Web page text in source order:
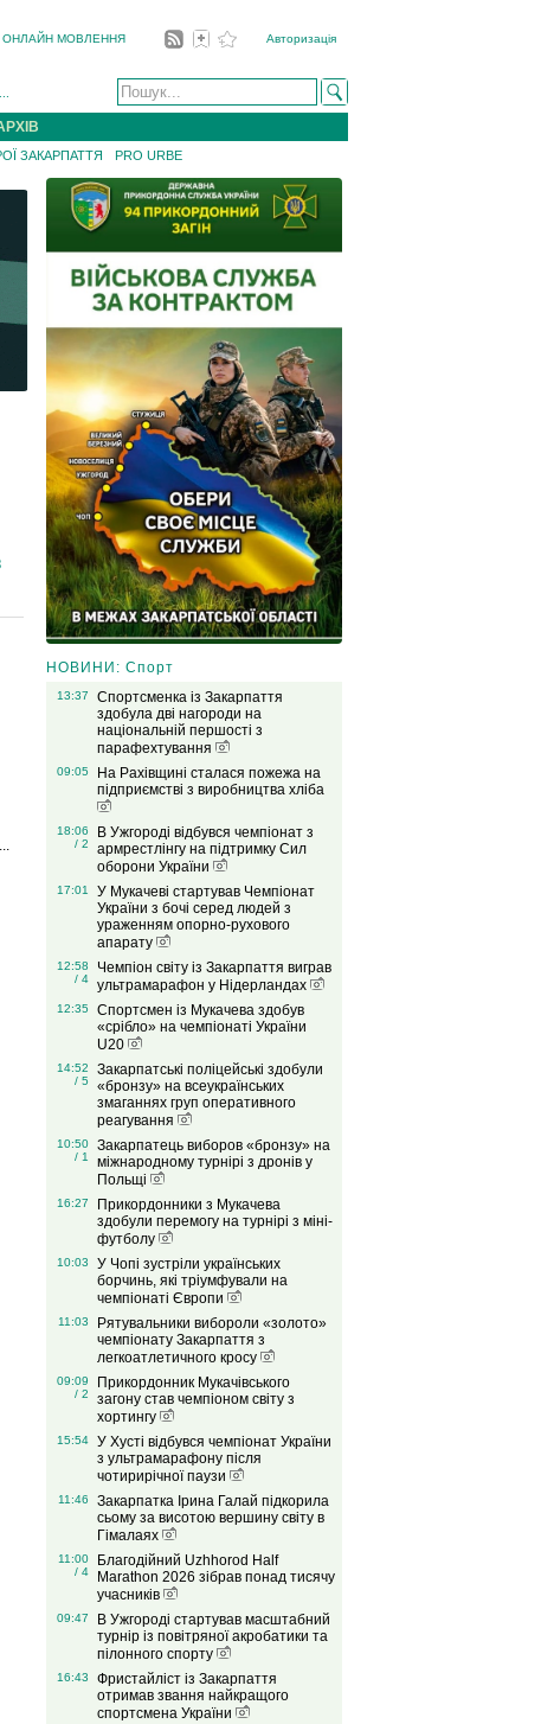
ОНЛАЙН МОВЛЕННЯ Авторизація
ЗАКАРПАТТЯ PRO URBE
НОВИНИ: Спорт
13:37
Спортсменка із Закарпаття
здобула дві нагороди на
національній першості з
парафехтування
09:05
На Рахівщині сталася пожежа на
підприємстві з виробництва хліба
18:06
/ 2
В Ужгороді відбувся чемпіонат з
армрестлінгу на підтримку Сил
оборони України
17:01
У Мукачеві стартував Чемпіонат
України з бочі серед людей з
ураженням опорно-рухового
апарату
12:58
/ 4
Чемпіон світу із Закарпаття виграв
ультрамарафон у Нідерландах
12:35
Спортсмен із Мукачева здобув
«срібло» на чемпіонаті України
U20
14:52
/ 5
Закарпатські поліцейські здобули
«бронзу» на всеукраїнських
змаганнях груп оперативного
реагування
10:50
/ 1
Закарпатець виборов «бронзу» на
міжнародному турнірі з дронів у
Польщі
16:27
Прикордонники з Мукачева
здобули перемогу на турнірі з міні-
футболу
10:03
У Чопі зустріли українських
борчинь, які тріумфували на
чемпіонаті Європи
11:03
Рятувальники вибороли «золото»
чемпіонату Закарпаття з
легкоатлетичного кросу
09:09
/ 2
Прикордонник Мукачівського
загону став чемпіоном світу з
хортингу
15:54
У Хусті відбувся чемпіонат України
з ультрамарафону після
чотирирічної паузи
11:46
Закарпатка Ірина Галай підкорила
сьому за висотою вершину світу в
Гімалаях
11:00
/ 4
Благодійний Uzhhorod Half
Marathon 2026 зібрав понад тисячу
учасників
09:47
В Ужгороді стартував масштабний
турнір із повітряної акробатики та
пілонного спорту
16:43
Фристайліст із Закарпаття
отримав звання найкращого
спортсмена України